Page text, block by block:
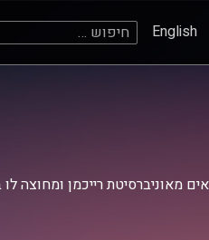
English חיפוש:
רייכמן ומחוצה לו